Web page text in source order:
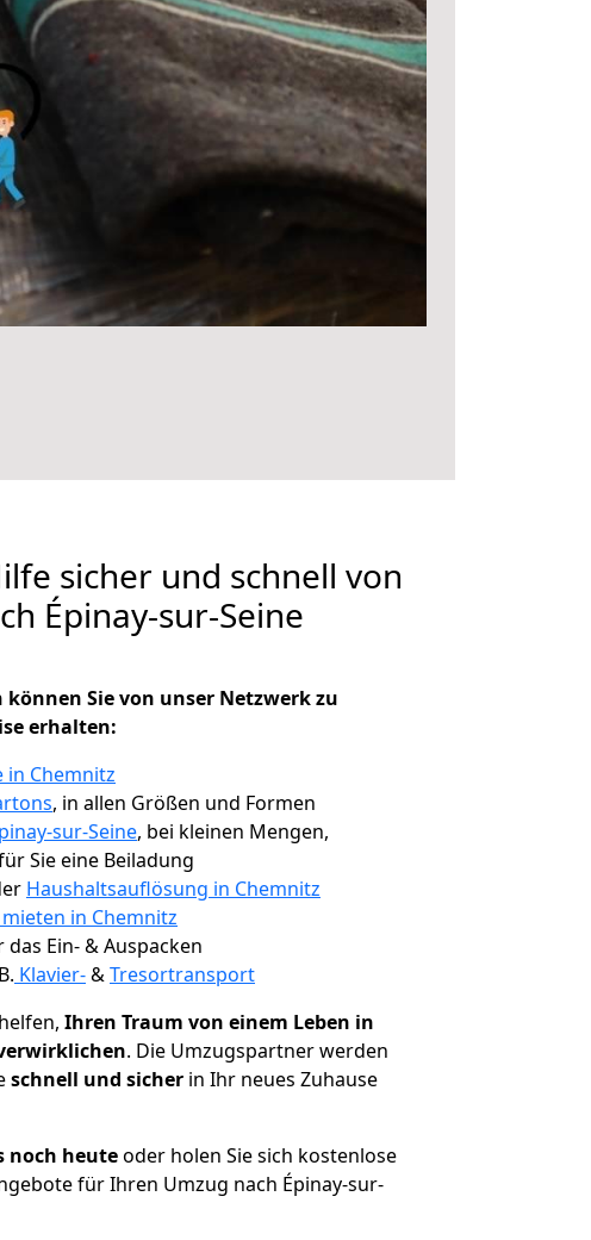
sicher und schnell von
Épinay-sur-Seine
können Sie von unser Netzwerk zu
erhalten:
in Chemnitz
, in allen Größen und Formen
sur-Seine, bei kleinen Mengen,
Sie eine Beiladung
Haushaltsauflösung in Chemnitz
in Chemnitz
das Ein- & Auspacken
Klavier-&Tresortransport
Ihren Traum von einem Leben in
. Die Umzugspartner werden
schnell und sicher in Ihr neues Zuhause
noch heuteoder holen Sie sich kostenlose
für Ihren Umzug nach Épinay-sur-